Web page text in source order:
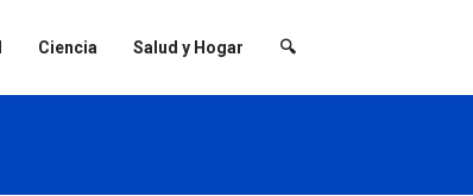
Ciencia Salud y Hogar 🔍